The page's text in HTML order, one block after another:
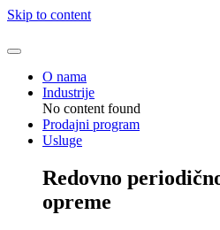
Skip to content
O nama
Industrije
No content found
Prodajni program
Usluge
Redovno
opreme